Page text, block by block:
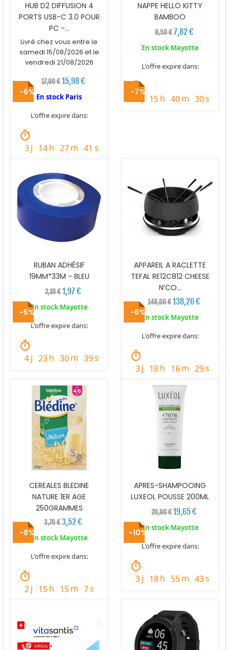
HUB D2 DIFFUSION 4
PORTS USB-C 3.0 POUR
PC -...
Livré chez vous entre le
samedi 15/08/2026 et le
vendredi 21/08/2026
17,00 € 15,98 €
En stock Paris
L'offre expire dans:
timer
3j 14h 27m 40 s
NAPPE HELLO KITTY
BAMBOO
8,50 € 7,82 €
En stock Mayotte
L'offre expire dans:
timer
15h 40m 29s
-6%
RUBAN ADHÉSIF
19MM*33M - BLEU
2,10 €1,97 €
En stock Mayotte
L'offre expire dans:
timer
4j 23h 30m 38s
-7%
APPAREIL A RACLETTE
TEFAL RE12C812 CHEESE
N’CO...
148,60 €138,20 €
En stock Mayotte
L'offre expire dans:
timer
3j 18h 16m 28s
-5%
CEREALES BLEDINE
NATURE 1ER AGE
250GRAMMES
3,70 €3,52 €
En stock Mayotte
L'offre expire dans:
timer
2j 15h 15m 6s
-6%
APRES-SHAMPOOING
LUXEOL POUSSE 200ML
20,90 €19,65 €
En stock Mayotte
L'offre expire dans:
timer
3j 18h 55m 42s
-8% -10%